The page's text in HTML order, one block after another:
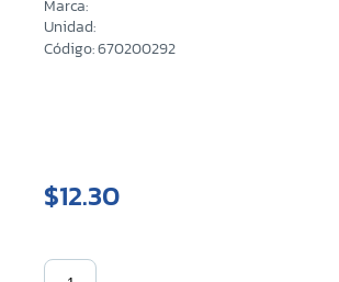
Marca:
Unidad:
Código: 670200292
$12.30